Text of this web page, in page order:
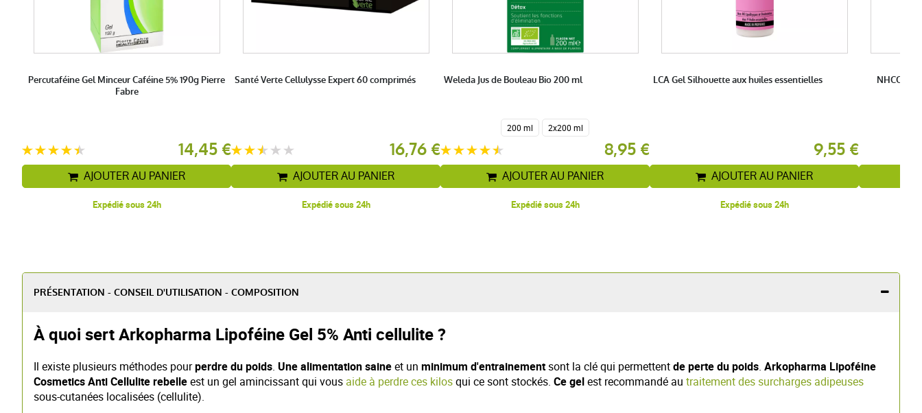
Percutaféine Gel Minceur Caféine 5% 190g Pierre
Fabre
14,45 €
AJOUTER AU PANIER
Expédié sous 24h
Santé Verte Cellulysse Expert 60 comprimés
16,76 €
AJOUTER AU PANIER
Expédié sous 24h
Weleda Jus de Bouleau Bio 200 ml
200 ml 2x200 ml
8,95 €
AJOUTER AU PANIER
Expédié sous 24h
LCA Gel Silhouette aux huiles essentielles
9,55 €
AJOUTER AU PANIER
Expédié sous 24h
NHCO
PRÉSENTATION - CONSEIL D'UTILISATION - COMPOSITION
À quoi sert Arkopharma Lipoféine Gel 5% Anti cellulite ?
Il existe plusieurs méthodes pourperdre du poids. Une alimentation saineet un minimum d'entrainementsont la clé qui permettentde perte du poids. Arkopharma Lipoféine
Cosmetics Anti Cellulite rebelleest un gel amincissant qui vous aide à perdre ces kilosqui ce sont stockés. Ce gelest recommandé au traitement des surcharges adipeuses
sous-cutanées localisées (cellulite).